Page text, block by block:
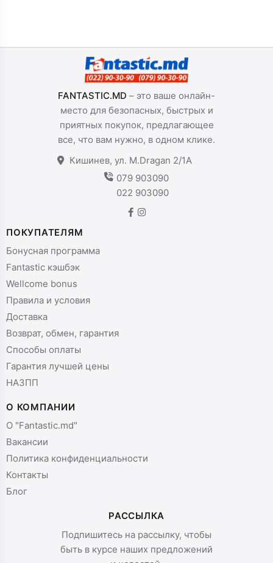
FANTASTIC.MD – это ваше онлайн-
место для безопасных, быстрых и
приятных покупок, предлагающее
все, что вам нужно, в одном клике.
Кишинев, ул. M.Dragan 2/1A
079 903090
022 903090
ПОКУПАТЕЛЯМ
Бонусная программа
Fantastic кэшбэк
Wellcome bonus
Правила и условия
Доставка
Возврат, обмен, гарантия
Способы оплаты
Гарантия лучшей цены
НАЗПП
О КОМПАНИИ
О "Fantastic.md"
Вакансии
Политика конфиденциальности
Контакты
Блог
РАССЫЛКА
Подпишитесь на рассылку, чтобы
быть в курсе наших предложений